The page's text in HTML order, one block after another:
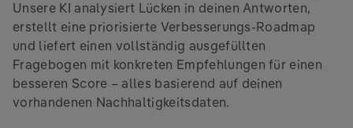
Unsere KI analysiert Lücken in deinen Antworten,
erstellt eine priorisierte Verbesserungs-Roadmap
und liefert einen vollständig ausgefüllten
Fragebogen mit konkreten Empfehlungen für einen
besseren Score – alles basierend auf deinen
vorhandenen Nachhaltigkeitsdaten.